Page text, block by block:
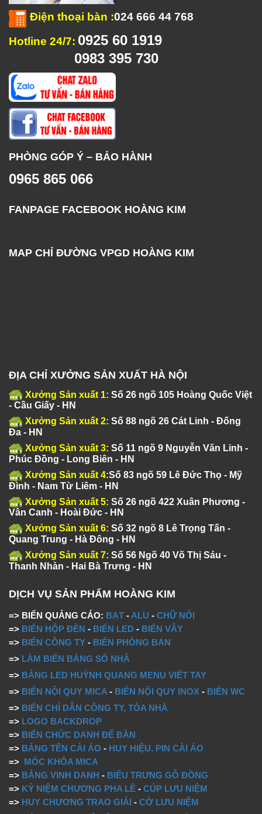
Điện thoại bàn :024 666 44 768
Hotline 24/7: 0925 60 1919
0983 395 730
PHÒNG GÓP Ý – BẢO HÀNH
0965 865 066
FANPAGE FACEBOOK HOÀNG KIM
MAP CHỈ ĐƯỜNG VPGD HOÀNG KIM
ĐỊA CHỈ XƯỞNG SẢN XUẤT HÀ NỘI
Xưởng Sản xuất 1: Số 26 ngõ 105 Hoàng Quốc Việt
- Cầu Giấy - HN
Xưởng Sản xuất 2: Số 88 ngõ 26 Cát Linh - Đống
Đa - HN
Xưởng Sản xuất 3: Số 11 ngõ 9 Nguyễn Văn Linh -
Phúc Đồng - Long Biên - HN
Xưởng Sản xuất 4:Số 83 ngõ 59 Lê Đức Thọ - Mỹ
Đình - Nam Từ Liêm - HN
Xưởng Sản xuất 5: Số 26 ngõ 422 Xuân Phương -
Vân Canh - Hoài Đức - HN
Xưởng Sản xuất 6: Số 32 ngõ 8 Lê Trọng Tấn -
Quang Trung - Hà Đông - HN
Xưởng Sản xuất 7: Số 56 Ngõ 40 Võ Thị Sáu -
Thanh Nhàn - Hai Bà Trưng - HN
DỊCH VỤ SẢN PHẨM HOÀNG KIM
=> BIỂN QUẢNG CÁO: BẠT - ALU - CHỮ NỔI
=> BIỂN HỘP ĐÈN - BIỂN LED - BIỂN VẪY
=> BIỂN CÔNG TY - BIỂN PHÒNG BAN
=> LÀM BIỂN BẢNG SỐ NHÀ
=> BẢNG LED HUỲNH QUANG MENU VIẾT TAY
=> BIỂN NỘI QUY MICA - BIỂN NỘI QUY INOX - BIỂN WC
=> BIỂN CHỈ DẪN CÔNG TY, TÒA NHÀ
=> LOGO BACKDROP
=> BIỂN CHỨC DANH ĐỂ BÀN
=> BẢNG TÊN CÀI ÁO - HUY HIỆU, PIN CÀI ÁO
=> MÓC KHÓA MICA
=> BẢNG VINH DANH - BIỂU TRƯNG GỖ ĐỒNG
=> KỶ NIỆM CHƯƠNG PHA LÊ - CÚP LƯU NIỆM
=> HUY CHƯƠNG TRAO GIẢI - CỜ LƯU NIỆM